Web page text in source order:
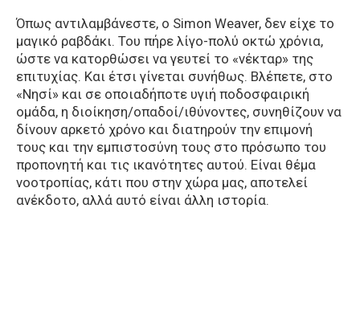
Όπως αντιλαμβάνεστε, ο Simon Weaver, δεν είχε το
μαγικό ραβδάκι. Του πήρε λίγο-πολύ οκτώ χρόνια,
ώστε να κατορθώσει να γευτεί το «νέκταρ» της
επιτυχίας. Και έτσι γίνεται συνήθως. Βλέπετε, στο
«Νησί» και σε οποιαδήποτε υγιή ποδοσφαιρική
ομάδα, η διοίκηση/οπαδοί/ιθύνοντες, συνηθίζουν να
δίνουν αρκετό χρόνο και διατηρούν την επιμονή
τους και την εμπιστοσύνη τους στο πρόσωπο του
προπονητή και τις ικανότητες αυτού. Είναι θέμα
νοοτροπίας, κάτι που στην χώρα μας, αποτελεί
ανέκδοτο, αλλά αυτό είναι άλλη ιστορία.